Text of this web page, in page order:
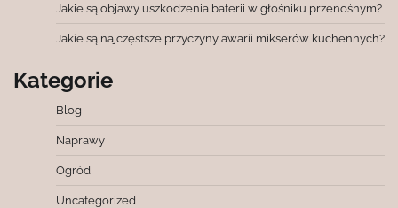
Jakie są objawy uszkodzenia baterii w głośniku przenośnym?
Jakie są najczęstsze przyczyny awarii mikserów kuchennych?
Kategorie
Blog
Naprawy
Ogród
Uncategorized